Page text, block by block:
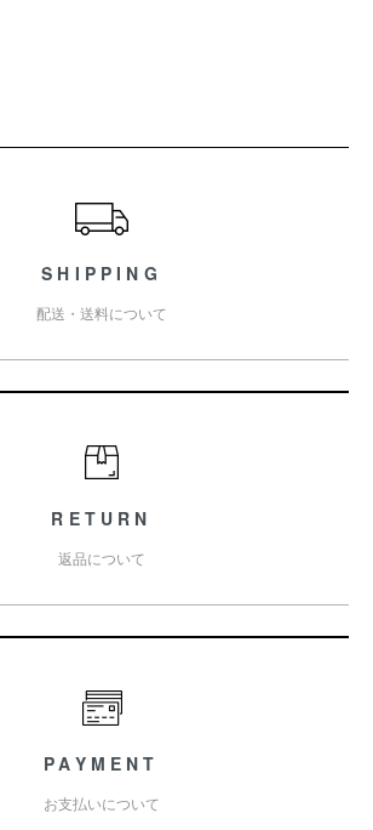
SHIPPING
配送・送料について
RETURN
返品について
PAYMENT
お支払いについて